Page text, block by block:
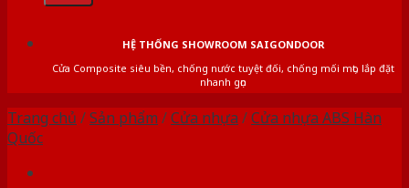
HỆ THỐNG SHOWROOM SAIGONDOOR
Cửa Composite siêu bền, chống nước tuyệt đối, chống mối mọt, lắp đặt
nhanh gọn
Trang chủ /Sản phẩm /Cửa nhựa /Cửa nhựa ABS Hàn
Quốc